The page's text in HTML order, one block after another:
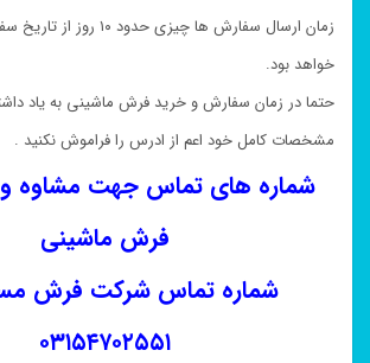
زمان ارسال سفارش ها چیزی
خواهد بود.
حتما در زمان سفارش و خرید فرش ماشینی به یاد
مشخصات کامل خود اعم از ادرس را فراموش نکنید .
شماره های تماس جهت مشاوه و
فرش ماشینی
شماره تماس شرکت فرش
۰۳۱۵۴۷۰۲۵۵۱